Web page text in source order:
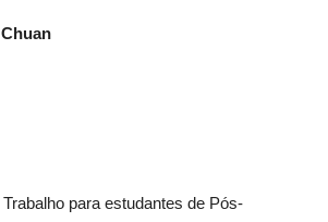
para estudantes de Pós-